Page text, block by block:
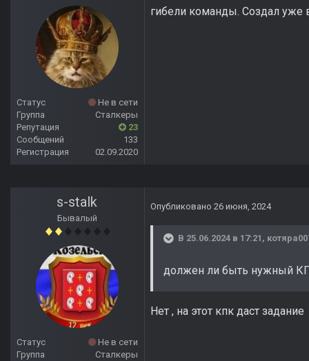
Статус
Не в сети
Группа
Сталкеры
Репутация
23
Сообщений
133
Регистрация
02.09.2020
гибели команды. Создал уже
s-stalk
Бывалый
Статус
Не в сети
Группа
Сталкеры
Опубликовано 26 июня, 2024
В 25.06.2024 в 17:21,
должен ли быть нужный
Нет , на этот кпк даст